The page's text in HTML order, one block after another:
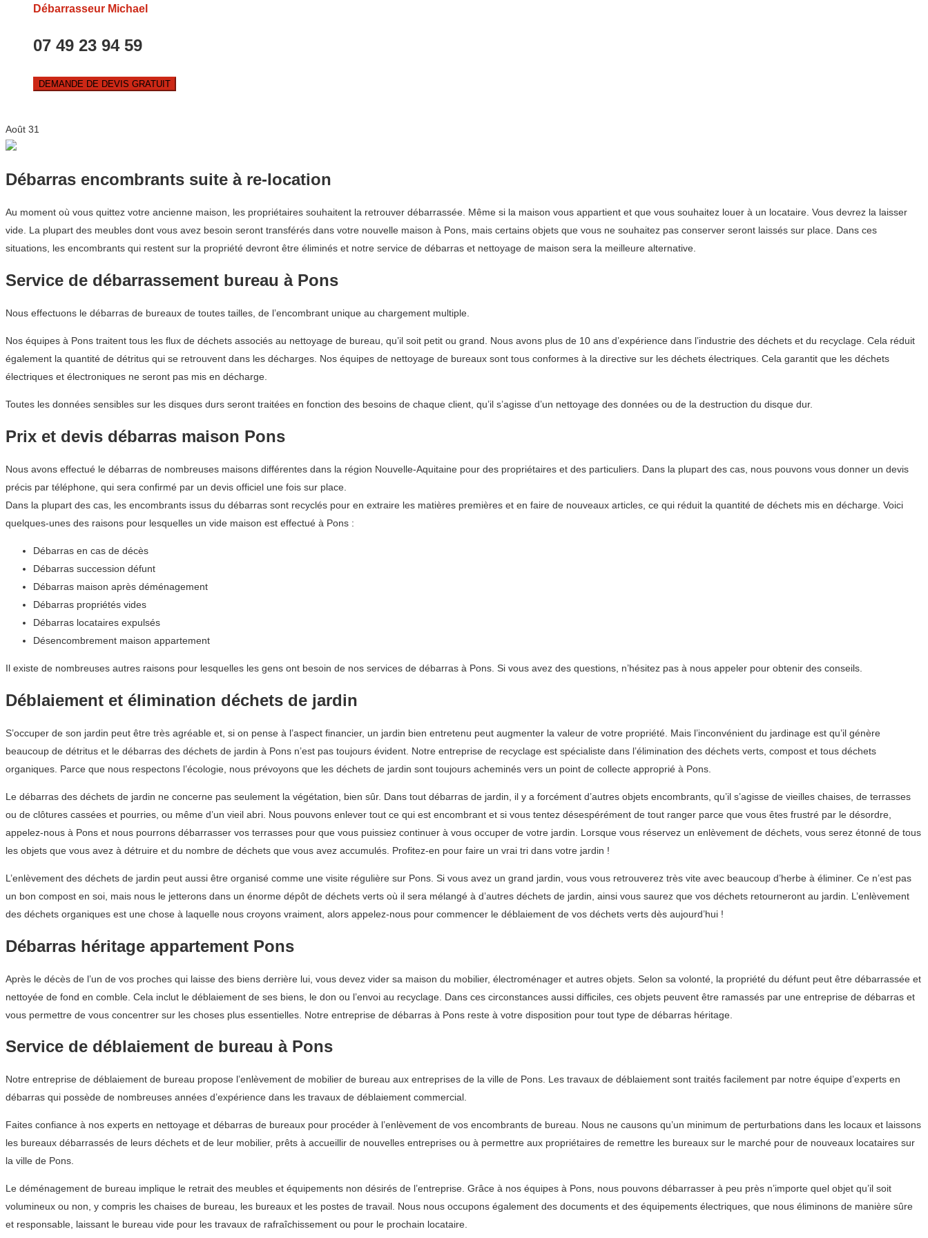
Débarrasseur Michael
07 49 23 94 59
DEMANDE DE DEVIS GRATUIT
Août 31
Débarras encombrants suite à re-location
Au moment où vous quittez votre ancienne maison, les propriétaires souhaitent la retrouver débarrassée. Même si la maison vous appartient et que vous souhaitez louer à un locataire. Vous devrez la laisser
vide. La plupart des meubles dont vous avez besoin seront transférés dans votre nouvelle maison à Pons, mais certains objets que vous ne souhaitez pas conserver seront laissés sur place. Dans ces
situations, les encombrants qui restent sur la propriété devront être éliminés et notre service de débarras et nettoyage de maison sera la meilleure alternative.
Service de débarrassement bureau à Pons
Nous effectuons le débarras de bureaux de toutes tailles, de l’encombrant unique au chargement multiple.
Nos équipes à Pons traitent tous les flux de déchets associés au nettoyage de bureau, qu’il soit petit ou grand. Nous avons plus de 10 ans d’expérience dans l’industrie des déchets et du recyclage. Cela réduit
également la quantité de détritus qui se retrouvent dans les décharges. Nos équipes de nettoyage de bureaux sont tous conformes à la directive sur les déchets électriques. Cela garantit que les déchets
électriques et électroniques ne seront pas mis en décharge.
Toutes les données sensibles sur les disques durs seront traitées en fonction des besoins de chaque client, qu’il s’agisse d’un nettoyage des données ou de la destruction du disque dur.
Prix et devis débarras maison Pons
Nous avons effectué le débarras de nombreuses maisons différentes dans la région Nouvelle-Aquitaine pour des propriétaires et des particuliers. Dans la plupart des cas, nous pouvons vous donner un devis
précis par téléphone, qui sera confirmé par un devis officiel une fois sur place.
Dans la plupart des cas, les encombrants issus du débarras sont recyclés pour en extraire les matières premières et en faire de nouveaux articles, ce qui réduit la quantité de déchets mis en décharge. Voici
quelques-unes des raisons pour lesquelles un vide maison est effectué à Pons :
Débarras en cas de décès
Débarras succession défunt
Débarras maison après déménagement
Débarras propriétés vides
Débarras locataires expulsés
Désencombrement maison appartement
Il existe de nombreuses autres raisons pour lesquelles les gens ont besoin de nos services de débarras à Pons. Si vous avez des questions, n’hésitez pas à nous appeler pour obtenir des conseils.
Déblaiement et élimination déchets de jardin
S’occuper de son jardin peut être très agréable et, si on pense à l’aspect financier, un jardin bien entretenu peut augmenter la valeur de votre propriété. Mais l’inconvénient du jardinage est qu’il génère
beaucoup de détritus et le débarras des déchets de jardin à Pons n’est pas toujours évident. Notre entreprise de recyclage est spécialiste dans l’élimination des déchets verts, compost et tous déchets
organiques. Parce que nous respectons l’écologie, nous prévoyons que les déchets de jardin sont toujours acheminés vers un point de collecte approprié à Pons.
Le débarras des déchets de jardin ne concerne pas seulement la végétation, bien sûr. Dans tout débarras de jardin, il y a forcément d’autres objets encombrants, qu’il s’agisse de vieilles chaises, de terrasses
ou de clôtures cassées et pourries, ou même d’un vieil abri. Nous pouvons enlever tout ce qui est encombrant et si vous tentez désespérément de tout ranger parce que vous êtes frustré par le désordre,
appelez-nous à Pons et nous pourrons débarrasser vos terrasses pour que vous puissiez continuer à vous occuper de votre jardin. Lorsque vous réservez un enlèvement de déchets, vous serez étonné de tous
les objets que vous avez à détruire et du nombre de déchets que vous avez accumulés. Profitez-en pour faire un vrai tri dans votre jardin !
L’enlèvement des déchets de jardin peut aussi être organisé comme une visite régulière sur Pons. Si vous avez un grand jardin, vous vous retrouverez très vite avec beaucoup d’herbe à éliminer. Ce n’est pas
un bon compost en soi, mais nous le jetterons dans un énorme dépôt de déchets verts où il sera mélangé à d’autres déchets de jardin, ainsi vous saurez que vos déchets retourneront au jardin. L’enlèvement
des déchets organiques est une chose à laquelle nous croyons vraiment, alors appelez-nous pour commencer le déblaiement de vos déchets verts dès aujourd’hui !
Débarras héritage appartement Pons
Après le décès de l’un de vos proches qui laisse des biens derrière lui, vous devez vider sa maison du mobilier, électroménager et autres objets. Selon sa volonté, la propriété du défunt peut être débarrassée et
nettoyée de fond en comble. Cela inclut le déblaiement de ses biens, le don ou l’envoi au recyclage. Dans ces circonstances aussi difficiles, ces objets peuvent être ramassés par une entreprise de débarras et
vous permettre de vous concentrer sur les choses plus essentielles. Notre entreprise de débarras à Pons reste à votre disposition pour tout type de débarras héritage.
Service de déblaiement de bureau à Pons
Notre entreprise de déblaiement de bureau propose l’enlèvement de mobilier de bureau aux entreprises de la ville de Pons. Les travaux de déblaiement sont traités facilement par notre équipe d’experts en
débarras qui possède de nombreuses années d’expérience dans les travaux de déblaiement commercial.
Faites confiance à nos experts en nettoyage et débarras de bureaux pour procéder à l’enlèvement de vos encombrants de bureau. Nous ne causons qu’un minimum de perturbations dans les locaux et laissons
les bureaux débarrassés de leurs déchets et de leur mobilier, prêts à accueillir de nouvelles entreprises ou à permettre aux propriétaires de remettre les bureaux sur le marché pour de nouveaux locataires sur
la ville de Pons.
Le déménagement de bureau implique le retrait des meubles et équipements non désirés de l’entreprise. Grâce à nos équipes à Pons, nous pouvons débarrasser à peu près n’importe quel objet qu’il soit
volumineux ou non, y compris les chaises de bureau, les bureaux et les postes de travail. Nous nous occupons également des documents et des équipements électriques, que nous éliminons de manière sûre
et responsable, laissant le bureau vide pour les travaux de rafraîchissement ou pour le prochain locataire.